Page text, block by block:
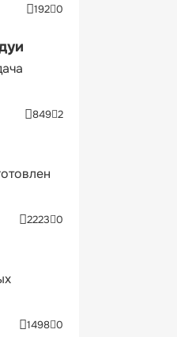
192 0
849 2
2223 0
1498 0